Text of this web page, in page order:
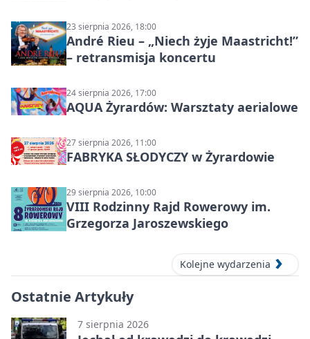
23 sierpnia 2026, 18:00
André Rieu – „Niech żyje Maastricht!”
– retransmisja koncertu
24 sierpnia 2026, 17:00
AQUA Żyrardów: Warsztaty aerialowe
27 sierpnia 2026, 11:00
FABRYKA SŁODYCZY w Żyrardowie
29 sierpnia 2026, 10:00
VIII Rodzinny Rajd Rowerowy im.
Grzegorza Jaroszewskiego
Kolejne wydarzenia
Ostatnie Artykuły
7 sierpnia 2026